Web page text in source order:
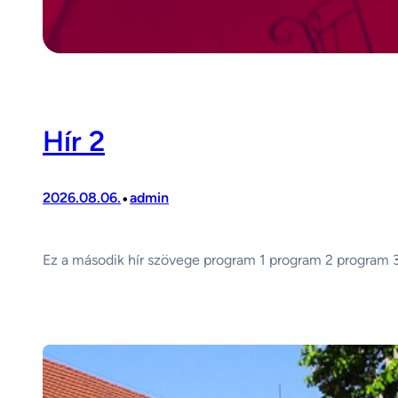
Hír 2
2026.08.06.•admin
Ez a második hír szövege program 1 program 2 program